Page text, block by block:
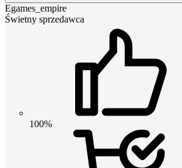
Egames_empire
Świetny sprzedawca
100%